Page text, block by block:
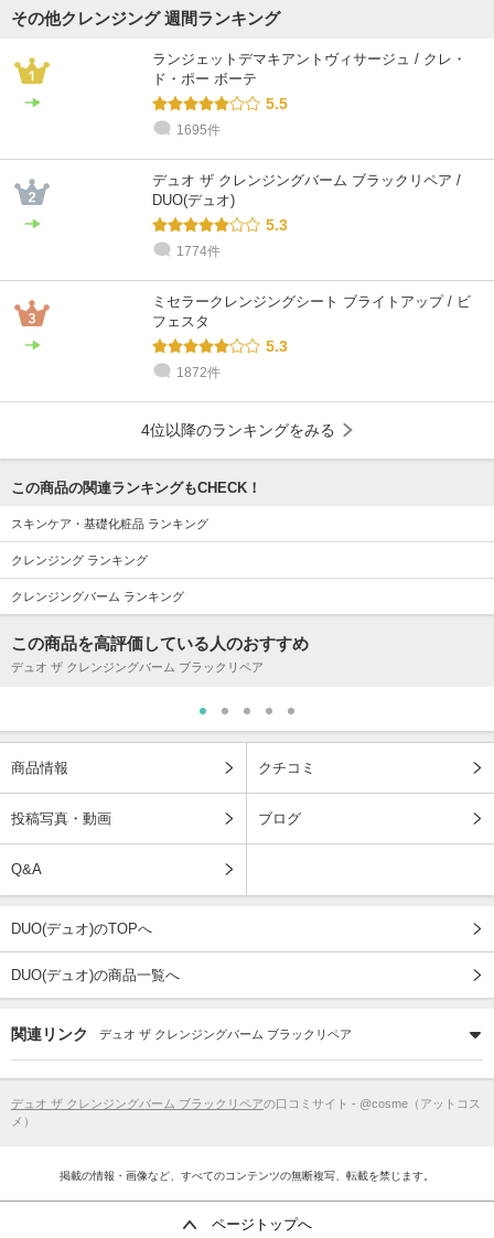
その他クレンジング 週間ランキング
ランジェットデマキアントヴィサージュ / クレ・
ド・ポー ボーテ
5.5
1695件
デュオ ザ クレンジングバーム ブラックリペア /
DUO(デュオ)
5.3
1774件
ミセラークレンジングシート ブライトアップ / ビ
フェスタ
5.3
1872件
4位以降のランキングをみる
この商品の関連ランキングもCHECK！
スキンケア・基礎化粧品 ランキング
クレンジング ランキング
クレンジングバーム ランキング
この商品を高評価している人のおすすめ
デュオ ザ クレンジングバーム ブラックリペア
商品情報 クチコミ
投稿写真・動画 ブログ
Q&A
DUO(デュオ)のTOPへ
DUO(デュオ)の商品一覧へ
関連リンク デュオ ザ クレンジングバーム ブラックリペア
デュオ ザ クレンジングバーム ブラックリペアの口コミサイト - @cosme（アットコス
メ）
掲載の情報・画像など、すべてのコンテンツの無断複写、転載を禁じます。
ページトップへ